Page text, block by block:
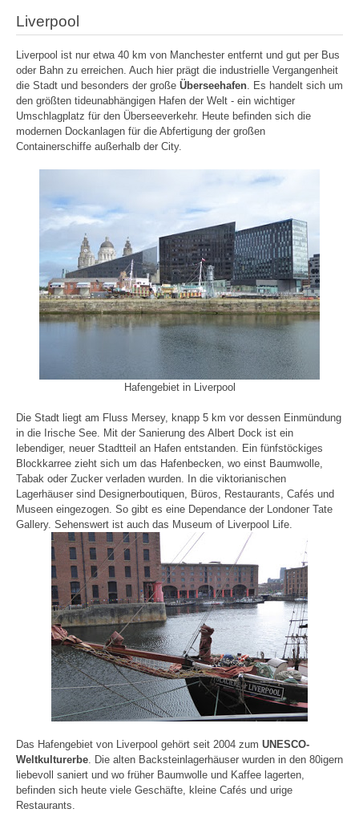
Liverpool
Liverpool ist nur etwa 40 km von Manchester entfernt und gut per Bus
oder Bahn zu erreichen. Auch hier prägt die industrielle Vergangenheit
die Stadt und besonders der große Überseehafen . Es handelt sich um
den größten tideunabhängigen Hafen der Welt - ein wichtiger
Umschlagplatz für den Überseeverkehr. Heute befinden sich die
modernen Dockanlagen für die Abfertigung der großen
Containerschiffe außerhalb der City.
Hafengebiet in Liverpool
Die Stadt liegt am Fluss Mersey, knapp 5 km vor dessen Einmündung
in die Irische See. Mit der Sanierung des Albert Dock ist ein
lebendiger, neuer Stadtteil an Hafen entstanden. Ein fünfstöckiges
Blockkarree zieht sich um das Hafenbecken, wo einst Baumwolle,
Tabak oder Zucker verladen wurden. In die viktorianischen
Lagerhäuser sind Designerboutiquen, Büros, Restaurants, Cafés und
Museen eingezogen. So gibt es eine Dependance der Londoner Tate
Gallery. Sehenswert ist auch das Museum of Liverpool Life.
Das Hafengebiet von Liverpool gehört seit 2004 zum UNESCO-
Weltkulturerbe. Die alten Backsteinlagerhäuser wurden in den 80igern
liebevoll saniert und wo früher Baumwolle und Kaffee lagerten,
befinden sich heute viele Geschäfte, kleine Cafés und urige
Restaurants.